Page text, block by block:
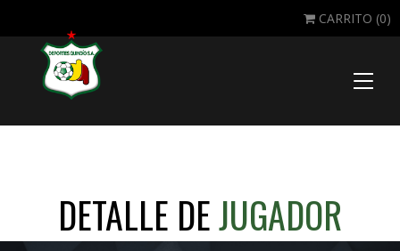
CARRITO (0)
Toggle
DETALLE DEJUGADOR